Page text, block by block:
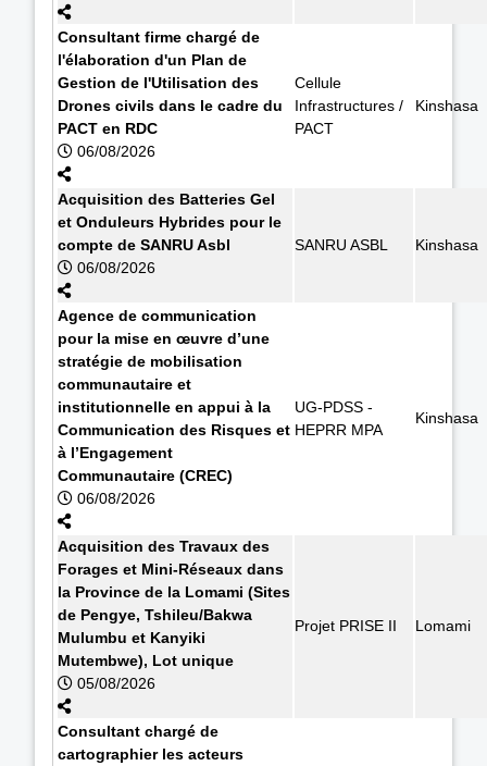
Consultant firme chargé de
l'élaboration d'un Plan de
Gestion de l'Utilisation des
Drones civils dans le cadre du
PACT en RDC
06/08/2026
Cellule
Infrastructures /
PACT
Kinshasa
Acquisition des Batteries Gel
et Onduleurs Hybrides pour le
compte de SANRU Asbl
06/08/2026
SANRU ASBL Kinshasa
Agence de communication
pour la mise en œuvre d’une
stratégie de mobilisation
communautaire et
institutionnelle en appui à la
Communication des Risques et
à l’Engagement
Communautaire (CREC)
06/08/2026
UG-PDSS -
HEPRR MPA
Kinshasa
Acquisition des Travaux des
Forages et Mini-Réseaux dans
la Province de la Lomami (Sites
de Pengye, Tshileu/Bakwa
Mulumbu et Kanyiki
Mutembwe), Lot unique
05/08/2026
Projet PRISE II Lomami
Consultant chargé de
cartographier les acteurs